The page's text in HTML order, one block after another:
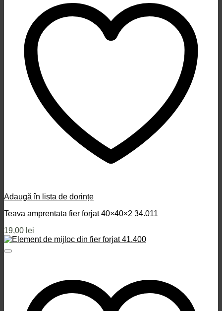
Adaugă în lista de dorințe
Teava amprentata fier forjat 40×40×2 34.011
19,00 lei